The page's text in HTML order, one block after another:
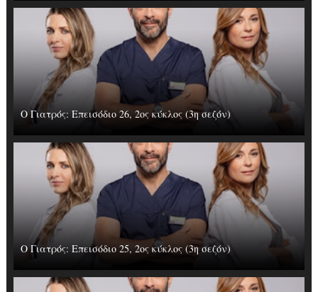
Ο Γιατρός: Επεισόδιο 26, 2ος κύκλος (3η σεζόν)
Ο Γιατρός: Επεισόδιο 25, 2ος κύκλος (3η σεζόν)